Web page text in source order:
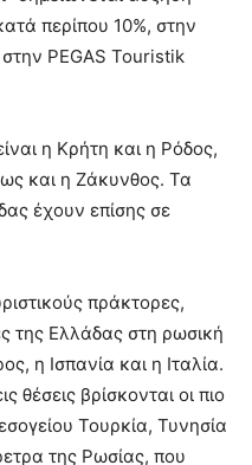
περίπου 10%, στην
PEGAS Touristik
η Κρήτη και η Ρόδος,
και η Ζάκυνθος. Τα
έχουν επίσης σε
πράκτορες,
της Ελλάδας στη ρωσική
η Ισπανία και η Ιταλία.
θέσεις βρίσκονται οι πιο
Τουρκία, Τυνησία
της Ρωσίας, που